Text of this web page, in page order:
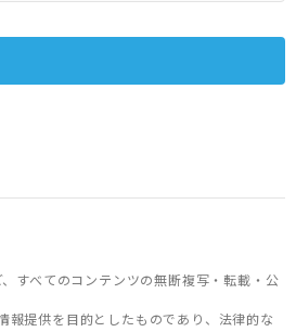
すべてのコンテンツの無断複写・転載・公
報提供を目的としたものであり、法律的な